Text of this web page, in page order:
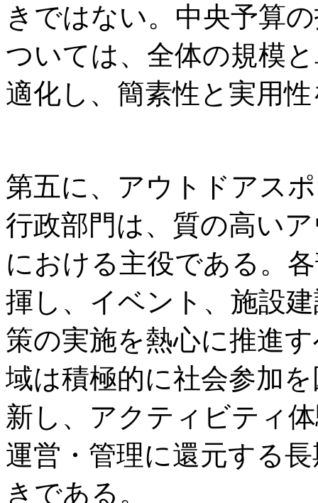
きではない。中央予算
ついては、全体の規模
適化し、簡素性と実用
第五に、アウトドアス
行政部門は、質の高い
における主役である。
揮し、イベント、施設
策の実施を熱心に推進
域は積極的に社会参加
新し、アクティビティ
運営・管理に還元する
きである。